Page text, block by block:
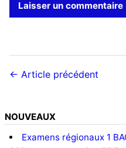
← Article précédent
NOUVEAUX
Examens régionaux 1